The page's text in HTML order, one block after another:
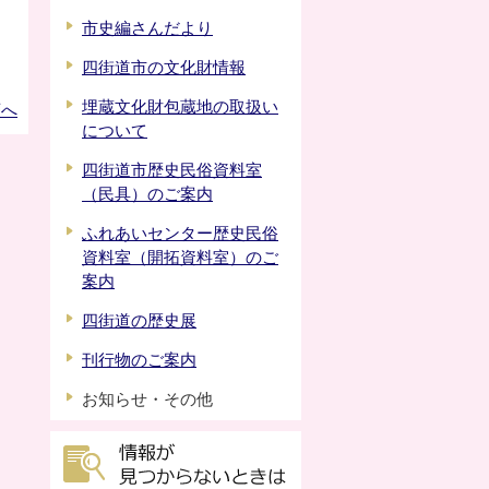
市史編さんだより
四街道市の文化財情報
埋蔵文化財包蔵地の取扱い
について
四街道市歴史民俗資料室
（民具）のご案内
ふれあいセンター歴史民俗
資料室（開拓資料室）のご
案内
四街道の歴史展
刊行物のご案内
お知らせ・その他